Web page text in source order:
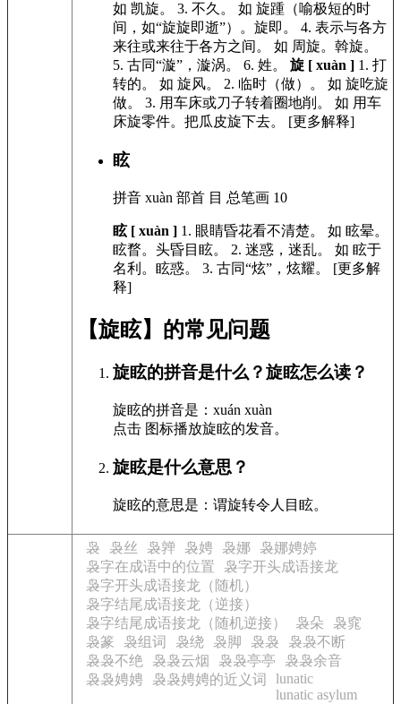
如 凯旋。 3. 不久。 如 旋踵（喻极短的时
间，如“旋旋即逝”）。旋即。
4. 表示与各方
来往或来往于各方之间。 如 周旋。斡旋。
5. 古同“漩”，漩涡。 6. 姓。 旋 [ xuàn ] 1. 打
转的。 如 旋风。 2. 临时（做）。 如 旋吃旋
做。
3. 用车床或刀子转着圈地削。 如 用车
床旋零件。把瓜皮旋下去。
[更多解释]
眩
拼音 xuàn 部首 目 总笔画 10
眩 [ xuàn ] 1. 眼睛昏花看不清楚。 如 眩晕。
眩瞀。头昏目眩。
2. 迷惑，迷乱。 如 眩于
名利。眩惑。
3. 古同“炫”，炫耀。 [更多解
释]
【旋眩】的常见问题
旋眩的拼音是什么？旋眩怎么读？
旋眩的拼音是：xuán xuàn
点击 图标播放旋眩的发音。
旋眩是什么意思？
旋眩的意思是：谓旋转令人目眩。
袅 袅丝 袅亸 袅娉 袅娜
袅娜娉婷
袅字在成语中的位置
袅字开头成语接龙
袅字开头成语接龙（随机）
袅字结尾成语接龙（逆接）
袅字结尾成语接龙（随机逆接）
袅朵
袅窕
袅篆
袅组词 袅绕 袅脚 袅袅
袅袅不断
袅袅不绝
袅袅云烟 袅袅亭亭
袅袅余音
袅袅娉娉
袅袅娉娉的近义词
lunatic
lunatic asylum